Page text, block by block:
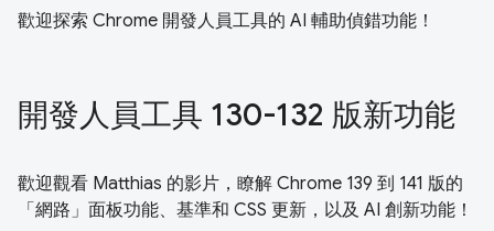
歡迎探索 Chrome 開發人員工具的 AI 輔助偵錯功能！
開發人員工具 130-132 版新功能
歡迎觀看 Matthias 的影片，瞭解 Chrome 139 到 141 版的
「網路」面板功能、基準和 CSS 更新，以及 AI 創新功能！